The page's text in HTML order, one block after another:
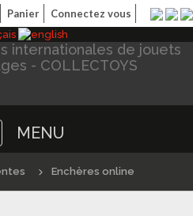
Panier Connectez vous
MENU
Enchères online